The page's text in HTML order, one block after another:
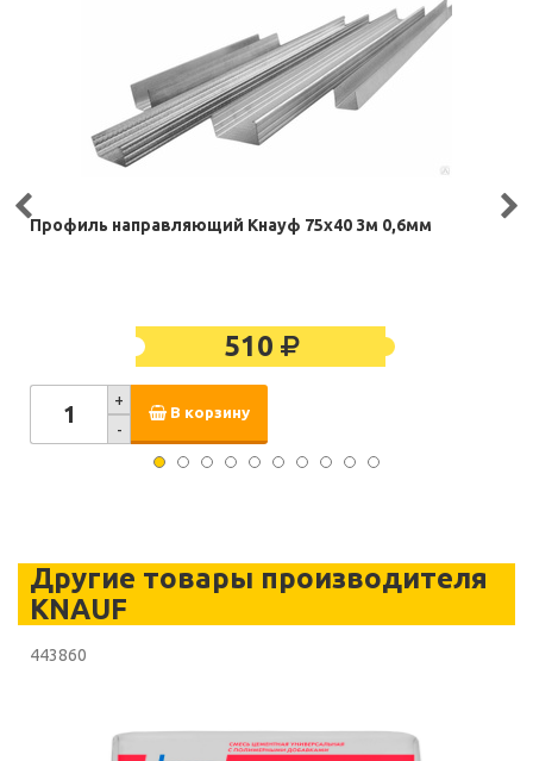
Профиль направляющий Кнауф 75х40 3м 0,6мм
510
+
-
В корзину
Другие товары производителя
KNAUF
443860